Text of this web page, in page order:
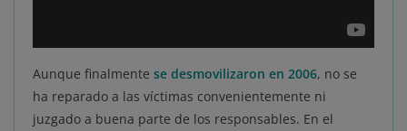
Aunque finalmente se desmovilizaron en 2006, no se
ha reparado a las víctimas convenientemente ni
juzgado a buena parte de los responsables. En el